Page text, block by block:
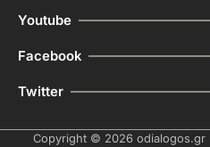
Youtube
Facebook
Twitter
Copyright © 2026 odialogos.gr